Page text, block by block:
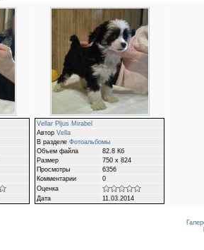
Vellar Pljus Mirabel
Автор Vella
В разделе Фотоальбомы
Объем файла
82.8 Кб
Размер
750 x 824
Просмотры
6356
Комментарии
0
Оценка
Дата
11.03.2014